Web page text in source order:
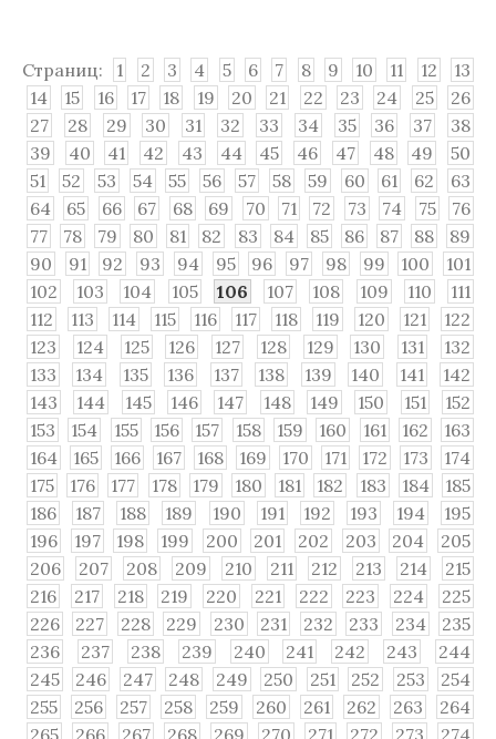
Страниц: 1 2 3 4 5 6 7 8 9 10 11 12
13
14
15 16 17 18 19 20 21 22 23 24 25
26
27
28 29 30 31 32 33 34 35 36 37
38
39
40 41 42 43 44 45 46 47 48 49
50
51
52 53 54 55 56 57 58 59 60 61 62
63
64
65 66 67 68 69 70 71 72 73 74 75
76
77
78 79 80 81 82 83 84 85 86 87 88
89
90
91 92 93 94 95 96 97 98 99 100
101
102
103 104 105 106 107 108 109 110
111
112
113 114 115 116 117 118 119 120 121
122
123
124 125 126 127 128 129 130 131
132
133
134 135 136 137 138 139 140 141
142
143
144 145 146 147 148 149 150 151
152
153
154 155 156 157 158 159 160 161 162
163
164
165 166 167 168 169 170 171 172 173
174
175
176 177 178 179 180 181 182 183 184
185
186
187 188 189 190 191 192 193 194
195
196
197 198 199 200 201 202 203 204
205
206
207 208 209 210 211 212 213 214
215
216
217 218 219 220 221 222 223 224
225
226
227 228 229 230 231 232 233 234
235
236
237 238 239 240 241 242 243
244
245
246 247 248 249 250 251 252 253
254
255
256 257 258 259 260 261 262 263
264
265
266 267 268 269 270 271 272 273
274